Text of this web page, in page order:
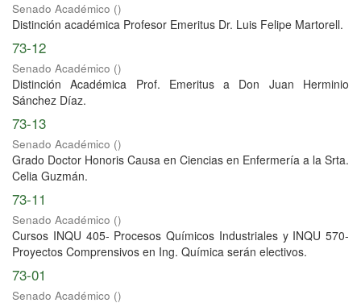
Senado Académico ()
Distinción académica Profesor Emeritus Dr. Luis Felipe Martorell.
73-12
Senado Académico ()
Distinción Académica Prof. Emeritus a Don Juan Herminio
Sánchez Díaz.
73-13
Senado Académico ()
Grado Doctor Honoris Causa en Ciencias en Enfermería a la Srta.
Celia Guzmán.
73-11
Senado Académico ()
Cursos INQU 405- Procesos Químicos Industriales y INQU 570-
Proyectos Comprensivos en Ing. Química serán electivos.
73-01
Senado Académico ()